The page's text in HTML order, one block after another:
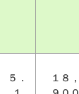
５．
１８，